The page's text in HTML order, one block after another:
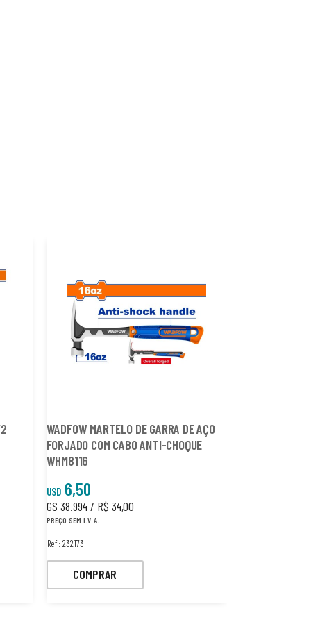
WADFOW MARTELO DE GARRA DE AÇO
FORJADO COM CABO ANTI-CHOQUE
WHM8116
USD 6,50
GS 38.994 / R$ 34,00
PREÇO SEM I.V.A.
Ref.: 232173
COMPRAR